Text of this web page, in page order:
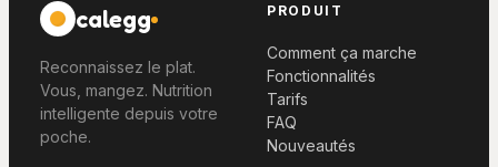
calegg
Reconnaissez le plat.
Vous, mangez. Nutrition
intelligente depuis votre
poche.
PRODUIT
Comment ça marche
Fonctionnalités
Tarifs
FAQ
Nouveautés